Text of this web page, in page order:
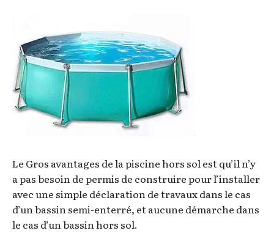
Le Gros avantages de la piscine hors sol est qu’il n’y
a pas besoin de permis de construire pour l’installer
avec une simple déclaration de travaux dans le cas
d’un bassin semi-enterré, et aucune démarche dans
le cas d’un bassin hors sol.